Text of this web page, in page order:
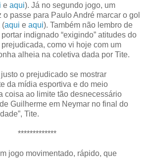
e aqui). Já no segundo jogo, um
passe para Paulo André marcar o gol
(aqui e aqui). Também não lembro de
indignado “exigindo” atitudes do
como vi hoje com um
alheia na coletiva dada por Tite.
o prejudicado se mostrar
da mídia esportiva e do meio
coisa ao limite tão desnecessário
Guilherme em Neymar no final do
Tite.
*************
jogo movimentado, rápido, que